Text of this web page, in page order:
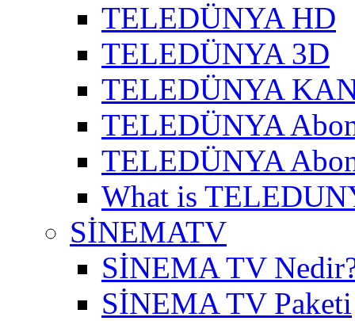
TELEDÜNYA HD
TELEDÜNYA 3D
TELEDÜNYA
TELEDÜNYA
TELEDÜNYA
What is
SİNEMATV
SİNEMA TV
SİNEMA TV Paketi